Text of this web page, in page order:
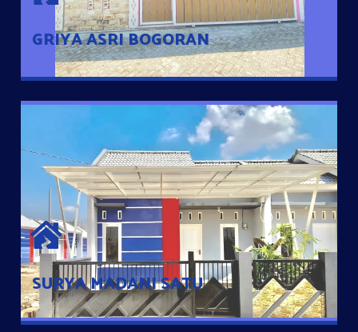
GRIYA ASRI BOGORAN
SURYA MADANI SATU
SURYA MADANI SATU
Satu-satunya Hunian nyaman dengan harga subsidi hanya 100
jutaan dengan lokasi strategis di Tuban